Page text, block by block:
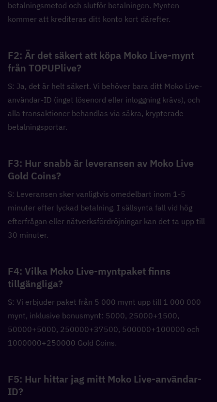
betalningsmetod och slutför betalningen. Mynten
kommer att krediteras ditt konto kort därefter.
F2: Är det säkert att köpa Moko Live-mynt
från TOPUPlive?
S: Ja, det är helt säkert. Vi behöver bara ditt Moko Live-
användar-ID (inget lösenord eller inloggning krävs), och
alla transaktioner behandlas via säkra, krypterade
betalningsportar.
F3: Hur snabb är leveransen av Moko Live
Gold Coins?
S: Leveransen sker vanligtvis omedelbart inom 1-5
minuter efter lyckad betalning. I sällsynta fall vid hög
efterfrågan eller nätverksfördröjningar kan det ta upp till
30 minuter.
F4: Vilka Moko Live-myntpaket finns
tillgängliga?
S: Vi erbjuder paket från 5 000 mynt upp till 1 000 000
mynt, inklusive bonusmynt: 5000, 25000+1500,
50000+5000, 250000+37500, 500000+100000 och
1000000+250000 Gold Coins.
F5: Hur hittar jag mitt Moko Live-användar-
ID?